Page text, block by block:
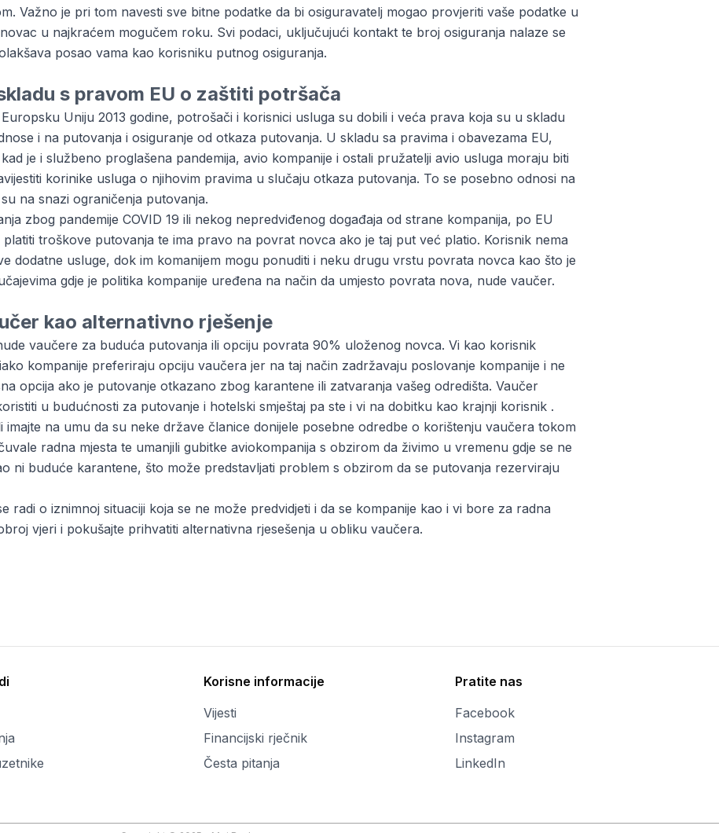
Važno je pri tom navesti sve bitne podatke da bi osiguravatelj mogao provjeriti vaše podatke u
u najkraćem mogučem roku. Svi podaci, uključujući kontakt te broj osiguranja nalaze se
posao vama kao korisniku putnog osiguranja.
s pravom EU o zaštiti potršača
Uniju 2013 godine, potrošači i korisnici usluga su dobili i veća prava koja su u skladu
i na putovanja i osiguranje od otkaza putovanja. U skladu sa pravima i obavezama EU,
je i službeno proglašena pandemija, avio kompanije i ostali pružatelji avio usluga moraju biti
korinike usluga o njihovim pravima u slučaju otkaza putovanja. To se posebno odnosi na
na snazi ograničenja putovanja.
zbog pandemije COVID 19 ili nekog nepredviđenog događaja od strane kompanija, po EU
troškove putovanja te ima pravo na povrat novca ako je taj put već platio. Korisnik nema
dodatne usluge, dok im komanijem mogu ponuditi i neku drugu vrstu povrata novca kao što je
gdje je politika kompanije uređena na način da umjesto povrata nova, nude vaučer.
kao alternativno rješenje
vaučere za buduća putovanja ili opciju povrata 90% uloženog novca. Vi kao korisnik
kompanije preferiraju opciju vaučera jer na taj način zadržavaju poslovanje kompanije i ne
opcija ako je putovanje otkazano zbog karantene ili zatvaranja vašeg odredišta. Vaučer
u budućnosti za putovanje i hotelski smještaj pa ste i vi na dobitku kao krajnji korisnik .
na umu da su neke države članice donijele posebne odredbe o korištenju vaučera tokom
radna mjesta te umanjili gubitke aviokompanija s obzirom da živimo u vremenu gdje se ne
ni buduće karantene, što može predstavljati problem s obzirom da se putovanja rezerviraju
radi o iznimnoj situaciji koja se ne može predvidjeti i da se kompanije kao i vi bore za radna
vjeri i pokušajte prihvatiti alternativna rjesešenja u obliku vaučera.
Korisne informacije
Vijesti
Financijski rječnik
Česta pitanja
Pratite nas
Facebook
Instagram
LinkedIn